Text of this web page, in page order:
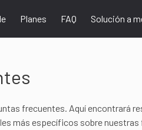
Planes FAQ Solución a
frecuentes. Aquí encontrará
más específicos sobre